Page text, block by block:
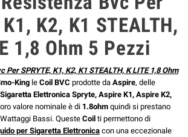
K1, K2, K1 STEALTH,
1,8 Ohm 5 Pezzi
SPRYTE, K1, K2, K1 STEALTH, K LITE 1,8 Ohm
King le Coil BVC prodotte da Aspire, delle
Sigaretta Elettronica Spryte, Aspire K1, Aspire K2,
valore nominale è di 1.8ohm quindi si prestano
Bassi. Queste Coil ti permettono di
per Sigaretta Elettronica con una eccezionale